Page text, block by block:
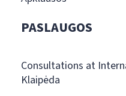
PASLAUGOS
Consultations at
Klaipėda